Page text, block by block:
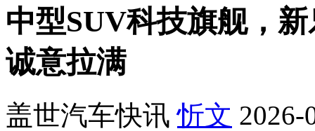
中型SUV科技旗舰，
诚意拉满
盖世汽车快讯 忻文 2026-